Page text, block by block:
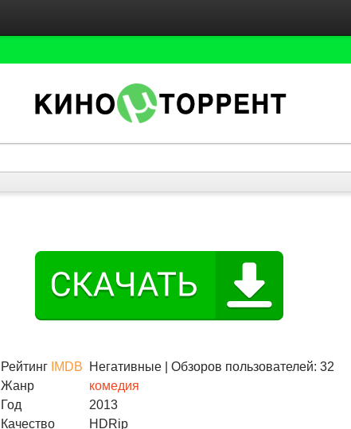
Рейтинг IMDB Негативные | Обзоров пользователей: 32
Жанр
комедия
Год
2013
Качество
HDRip